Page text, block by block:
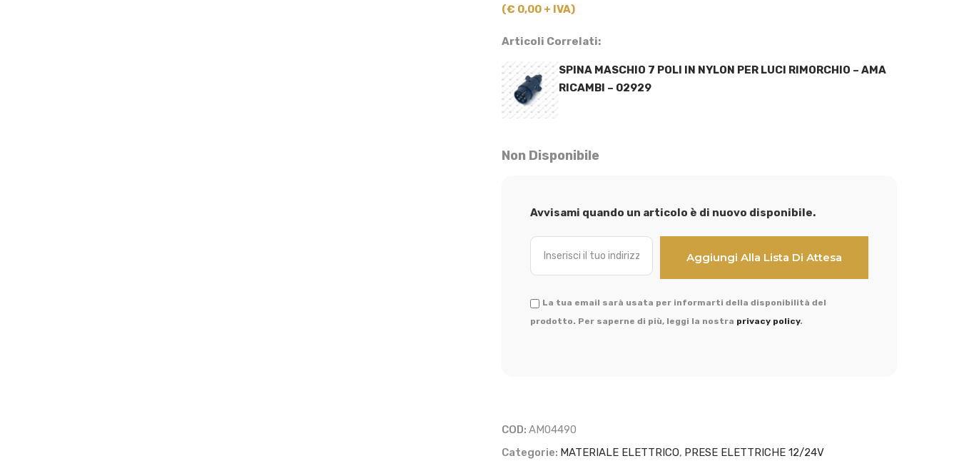
(€ 0,00 + IVA)
Articoli Correlati:
SPINA MASCHIO 7 POLI IN NYLON PER LUCI RIMORCHIO – AMA
RICAMBI – 02929
Non Disponibile
Avvisami quando un articolo è di nuovo disponibile.
La tua email sarà usata per informarti della disponibilità del
prodotto. Per saperne di più, leggi la nostra privacy policy.
COD: AM04490
Categorie: MATERIALE ELETTRICO, PRESE ELETTRICHE 12/24V